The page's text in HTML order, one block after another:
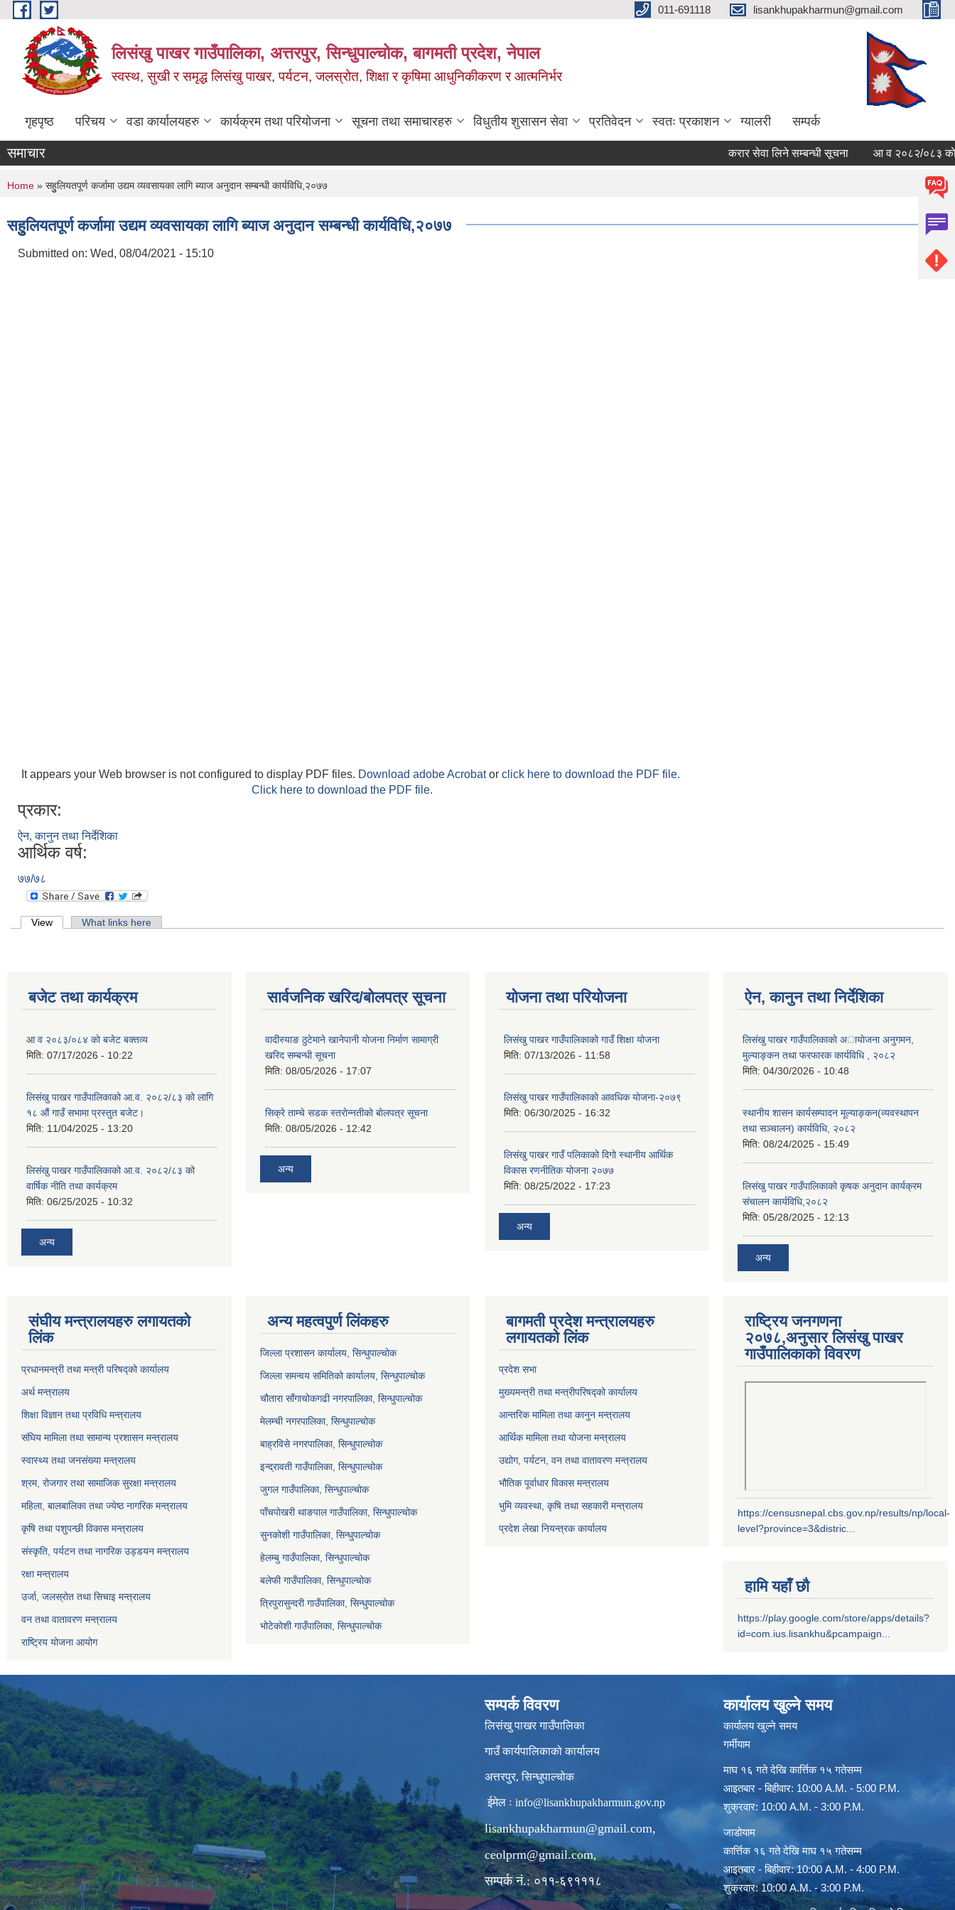
Skip to main content 011-691118 lisankhupakharmun@gmail.com
लिसंखु पाखर गाउँपालिका, अत्तरपुर, सिन्धुपाल्चोक, बागमती प्रदेश, नेपाल
स्वस्थ, सुखी र समृद्ध लिसंखु पाखर, पर्यटन, जलस्रोत, शिक्षा र कृषिमा आधुनिकीकरण र आत्मनिर्भर
गृहपृष्ठ परिचय वडा कार्यालयहरु कार्यक्रम तथा परियोजना सूचना तथा समाचारहरु विधुतीय शुसासन सेवा प्रतिवेदन स्वतः प्रकाशन ग्यालरी सम्पर्क
समाचार करार सेवा लिने सम्बन्धी सूचना आ व २०८२/०८३ काे
You are here
Home » सहुुलियतपूर्ण कर्जामा उद्यम व्यवसायका लागि ब्याज अनुदान सम्बन्धी कार्यविधि,२०७७
सहुुलियतपूर्ण कर्जामा उद्यम व्यवसायका लागि ब्याज अनुदान सम्बन्धी कार्यविधि,२०७७
Submitted on: Wed, 08/04/2021 - 15:10
It appears your Web browser is not configured to display PDF files. Download adobe Acrobator click here to download the PDF file.
Click here to download the PDF file.
प्रकार:
ऐन, कानुन तथा निर्देशिका
आर्थिक वर्ष:
७७/७८
Primary tabs
View (active tab)What links here
बजेट तथा कार्यक्रम
आ व २०८३/०८४ काे बजेट बक्तव्य
मिति: 07/17/2026 - 10:22
लिसंखु पाखर गाउँपालिकाको आ.व. २०८२/८३ को लागि
१८ औं गाउँ सभामा प्रस्तुत बजेट।
मिति: 11/04/2025 - 13:20
लिसंखु पाखर गाउँपालिकाको आ.व. २०८२/८३ को
वार्षिक नीति तथा कार्यक्रम
मिति: 06/25/2025 - 10:32
अन्य
सार्वजनिक खरिद/बोलपत्र सूचना
वादीस्याङ ठुटेमाने खानेपानी याेजना निर्माण सामाग्री
खरिद सम्बन्धी सूचना
मिति: 08/05/2026 - 17:07
सिक्रे ताम्चे सडक स्तराेन्नतीकाे बाेलपत्र सूचना
मिति: 08/05/2026 - 12:42
अन्य
योजना तथा परियोजना
लिसंखु पाखर गाउँपालिकाको गाउँ शिक्षा योजना
मिति: 07/13/2026 - 11:58
लिसंखु पाखर गाउँपालिकाको आवधिक योजना-२०७९
मिति: 06/30/2025 - 16:32
लिसंखु पाखर गाउँ पलिकाको दिगो स्थानीय आर्थिक
विकास रणनीतिक योजना २०७७
मिति: 08/25/2022 - 17:23
अन्य
ऐन, कानुन तथा निर्देशिका
लिसंखु पाखर गाउँपालिकाकाे अायाेजना अनुगमन,
मुल्याङ्कन तथा फरफारक कार्यविधि , २०८२
मिति: 04/30/2026 - 10:48
स्थानीय शासन कार्यसम्पादन मूल्याङ्कन(व्यवस्थापन
तथा सञ्चालन) कार्यविधि, २०८२
मिति: 08/24/2025 - 15:49
लिसंखु पाखर गाउँपालिकाको कृषक अनुदान कार्यक्रम
संचालन कार्यविधि,२०८२
मिति: 05/28/2025 - 12:13
अन्य
संघीय मन्त्रालयहरु लगायतको
लिंक
प्रधानमन्त्री तथा मन्त्री परिषद्को कार्यालय
अर्थ मन्त्रालय
शिक्षा विज्ञान तथा प्रविधि मन्त्रालय
संघिय मामिला तथा सामान्य प्रशासन मन्त्रालय
स्वास्थ्य तथा जनसंख्या मन्त्रालय
श्रम, रोजगार तथा सामाजिक सुरक्षा मन्त्रालय
महिला, बालबालिका तथा ज्येष्ठ नागरिक मन्त्रालय
कृषि तथा पशुपन्छी विकास मन्त्रालय
संस्कृति, पर्यटन तथा नागरिक उड्डयन मन्त्रालय
रक्षा मन्त्रालय
उर्जा, जलस्रोत तथा सिचाइ मन्त्रालय
वन तथा वातावरण मन्त्रालय
राष्ट्रिय योजना आयोग
अन्य महत्वपुर्ण लिंकहरु
जिल्ला प्रशासन कार्यालय, सिन्धुपाल्चोक
जिल्ला समन्वय समितिको कार्यालय, सिन्धुपाल्चोक
चौतारा साँगाचोकगढी नगरपालिका, सिन्धुपाल्चोक
मेलम्ची नगरपालिका, सिन्धुपाल्चोक
बाह्रविसे नगरपालिका, सिन्धुपाल्चोक
इन्द्रावती गाउँपालिका, सिन्धुपाल्चोक
जुगल गाउँपालिका, सिन्धुपाल्चोक
पाँचपोखरी थाङपाल गाउँपालिका, सिन्धुपाल्चोक
सुनकोशी गाउँपालिका, सिन्धुपाल्चोक
हेलम्बु गाउँपालिका, सिन्धुपाल्चोक
बलेफी गाउँपालिका, सिन्धुपाल्चोक
त्रिपुरासुन्दरी गाउँपालिका, सिन्धुपाल्चोक
भोटेकोशी गाउँपालिका, सिन्धुपाल्चोक
बागमती प्रदेश मन्त्रालयहरु
लगायतको लिंक
प्रदेश सभा
मुख्यमन्त्री तथा मन्त्रीपरिषद्को कार्यालय
आन्तरिक मामिला तथा कानुन मन्त्रालय
आर्थिक मामिला तथा योजना मन्त्रालय
उद्योग, पर्यटन, वन तथा वातावरण मन्त्रालय
भौतिक पूर्वाधार विकास मन्त्रालय
भुमि व्यवस्था, कृषि तथा सहकारी मन्त्रालय
प्रदेश लेखा नियन्त्रक कार्यालय
राष्ट्रिय जनगणना
२०७८,अनुसार लिसंखु पाखर
गाउँपालिकाको विवरण
https://censusnepal.cbs.gov.np/results/np/local-
level?province=3&distric...
हामि यहाँ छौ
https://play.google.com/store/apps/details?
id=com.ius.lisankhu&pcampaign...
सम्पर्क विवरण
लिसंखु पाखर गाउँपालिका
गाउँ कार्यपालिकाको कार्यालय
अत्तरपुर, सिन्धुपाल्चोक
ईमेल ः info@lisankhupakharmun.gov.np
lisankhupakharmun@gmail.com,
ceolprm@gmail.com,
सम्पर्क नं.: ०११-६९१११८
कार्यालय खुल्ने समय
कार्यालय खुल्ने समय
गर्मीयाम
माघ १६ गते देखि कार्त्तिक १५ गतेसम्म
आइतबार - बिहीवार: 10:00 A.M. - 5:00 P.M.
शुक्रवार: 10:00 A.M. - 3:00 P.M.
जाडोयाम
कार्त्तिक १६ गते देखि माघ १५ गतेसम्म
आइतबार - बिहीवार: 10:00 A.M. - 4:00 P.M.
शुक्रवार: 10:00 A.M. - 3:00 P.M.